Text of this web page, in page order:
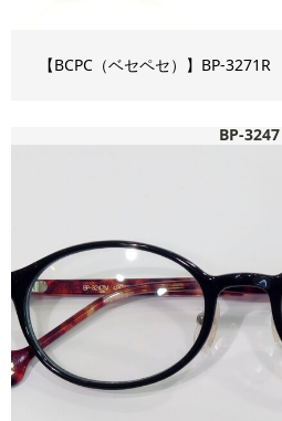
【BCPC（ベセペセ）】BP-3271R
BP-3247